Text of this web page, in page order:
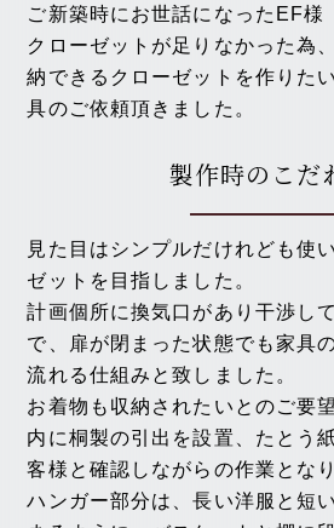
ご新築時にお世話になったEF様
クローゼットが足りなかった為
納できるクローゼットを作りた
具のご依頼頂きました。
製作時のこだ
見た目はシンプルだけれども使
ゼットを目指しました。
計画個所に換気口があり干渉し
で、扉が閉まった状態でも家具
流れる仕組みと致しました。
お着物も収納されたいとのご要
内に桐製の引出を設置、たとう
客様と確認しながらの作業とな
ハンガー部分は、長い洋服と短